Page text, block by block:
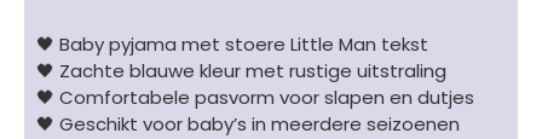
🖤 Baby pyjama met stoere Little Man tekst
🖤 Zachte blauwe kleur met rustige uitstraling
🖤 Comfortabele pasvorm voor slapen en dutjes
🖤 Geschikt voor baby’s in meerdere seizoenen